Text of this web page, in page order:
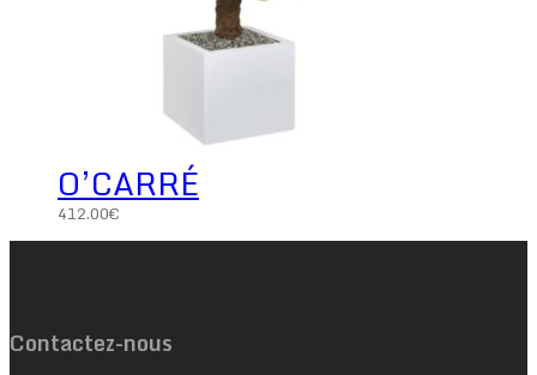
O’CARRÉ
412.00€
Contactez-nous